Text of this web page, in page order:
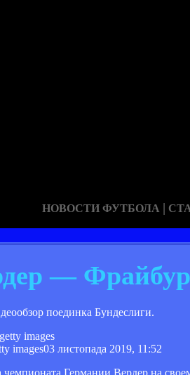
НОВОСТИ ФУТБОЛА |
—
поединка Бундеслиги.
images03 листопада 2019, 11:52
чемпионата Германии Вердер на